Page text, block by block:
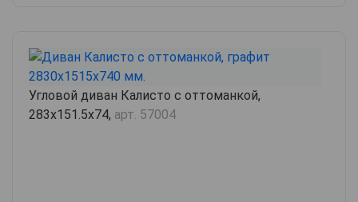
Угловой диван Калисто с оттоманкой,
283х151.5х74, арт. 57004